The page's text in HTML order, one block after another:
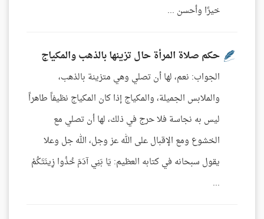
خيرًا وأحسن ...
حكم صلاة المرأة حال تزينها بالذهب والمكياج
الجواب: نعم، لها أن تصلي وهي متزينة بالذهب،
والملابس الجميلة، والمكياج إذا كان المكياج نظيفاً طاهراً
ليس به نجاسة فلا حرج في ذلك، لها أن تصلي مع
الخشوع ومع الإقبال على الله عز وجل، الله جل وعلا
يقول سبحانه في كتابه العظيم: يَا بَنِي آدَمَ خُذُوا زِينَتَكُمْ
...